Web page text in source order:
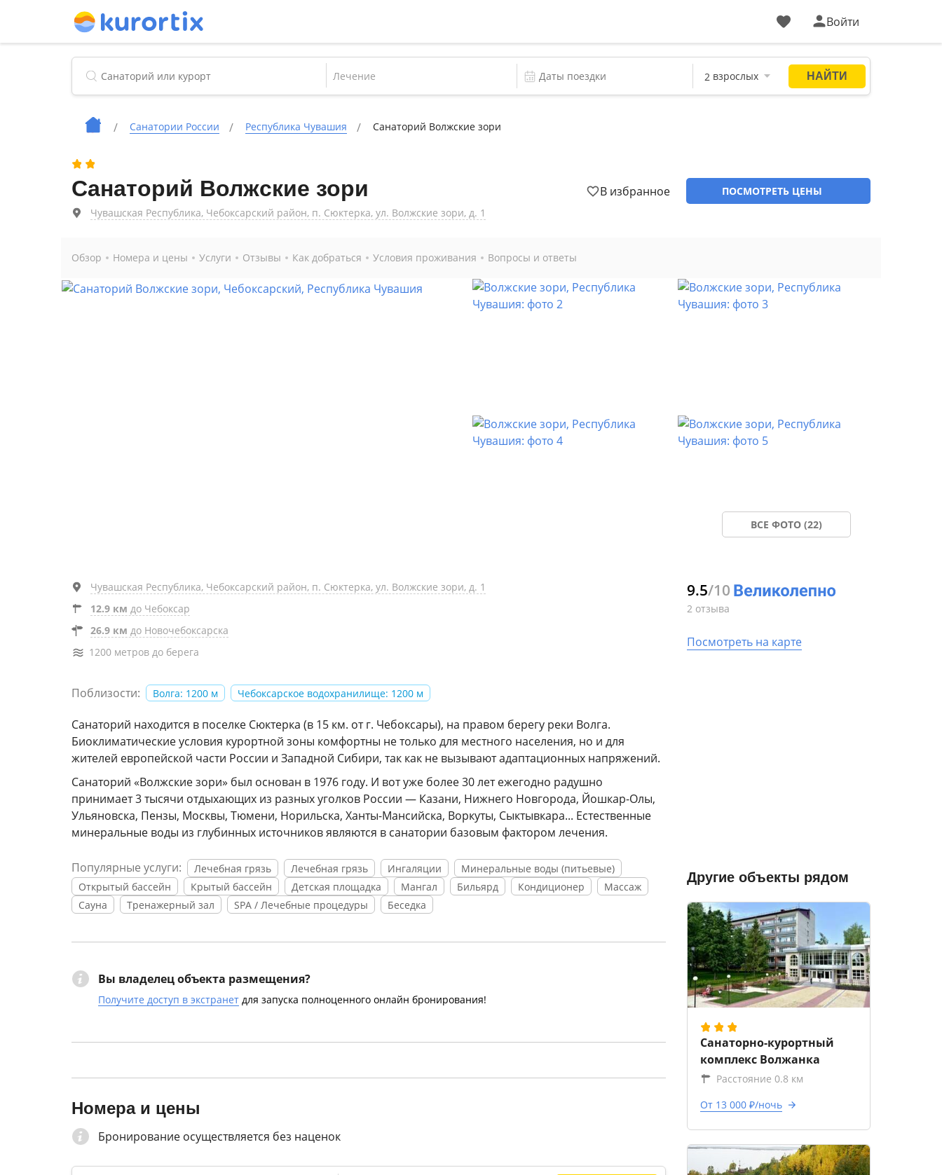
Войти
Лечение
Cанатории России Республика Чувашия Санаторий Волжские зори
Санаторий Волжские зори
Чувашская Республика, Чебоксарский район, п. Сюктерка, ул. Волжские зори, д. 1
В избранное ПОСМОТРЕТЬ ЦЕНЫ
Обзор Номера и цены Услуги Отзывы Как добраться Условия проживания Вопросы и ответы
ВСЕ ФОТО (22)
Чувашская Республика, Чебоксарский район, п. Сюктерка, ул. Волжские зори, д. 1
12.9 км до Чебоксар
26.9 км до Новочебоксарска
1200 метров до берега
Поблизости: Волга: 1200 м Чебоксарское водохранилище: 1200 м
Санаторий находится в поселке Сюктерка (в 15 км. от г. Чебоксары), на правом берегу реки Волга.
Биоклиматические условия курортной зоны комфортны не только для местного населения, но и для
жителей европейской части России и Западной Сибири, так как не вызывают адаптационных напряжений.
Санаторий «Волжские зори» был основан в 1976 году. И вот уже более 30 лет ежегодно радушно
принимает 3 тысячи отдыхающих из разных уголков России — Казани, Нижнего Новгорода, Йошкар-Олы,
Ульяновска, Пензы, Москвы, Тюмени, Норильска, Ханты-Мансийска, Воркуты, Сыктывкара... Естественные
минеральные воды из глубинных источников являются в санатории базовым фактором лечения.
Популярные услуги: Лечебная грязь Лечебная грязь Ингаляции
Минеральные воды (питьевые)
Открытый бассейн
Крытый бассейн Детская площадка Мангал Бильярд Кондиционер
Массаж
Сауна
Тренажерный зал SPA / Лечебные процедуры Беседка
Вы владелец объекта размещения?
Получите доступ в экстранет для запуска полноценного онлайн бронирования!
Номера и цены
Бронирование осуществляется без наценок
9.5/10
2 отзыва
Посмотреть на карте
Другие объекты рядом
Санаторно-курортный
комплекс Волжанка
Расстояние 0.8 км
От 13 000 ₽/ночь